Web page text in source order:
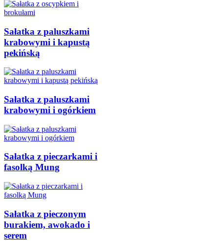
Sałatka z paluszkami
krabowymi i kapustą
pekińską
Sałatka z paluszkami
krabowymi i ogórkiem
Sałatka z pieczarkami i
fasolką Mung
Sałatka z pieczonym
burakiem, awokado i
serem